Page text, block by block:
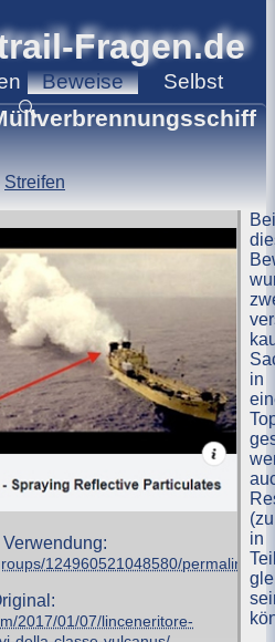
Fragen.de
Beweise
Selbst
🔍
Streifen
124960521048580/permalink/
2017/01/07/linceneritore-
Bei
in
in